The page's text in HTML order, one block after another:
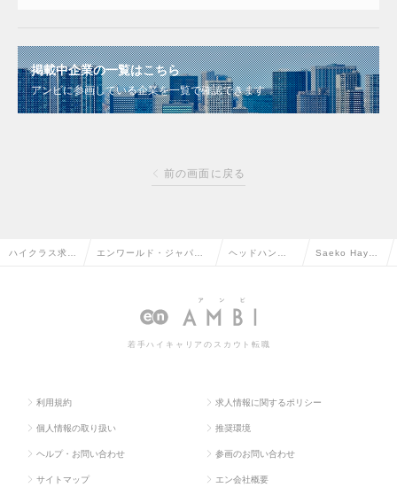
掲載中企業の一覧はこちら
アンビに参画している企業を一覧で確認できます
前の画面に戻る
ハイクラス求人 エンワールド・ジャパン ヘッドハンタ Saeko Hayak
若手ハイキャリアのスカウト転職
利用規約 求人情報に関するポリシー
個人情報の取り扱い 推奨環境
ヘルプ・お問い合わせ 参画のお問い合わせ
サイトマップ エン会社概要